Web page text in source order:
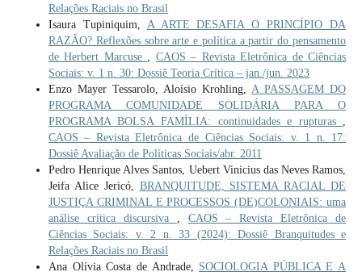
Relações Raciais no Brasil
Isaura Tupiniquim, A ARTE DESAFIA O PRINCÍPIO DA
RAZÃO? Reflexões sobre arte e política a partir do pensamento
de Herbert Marcuse , CAOS – Revista Eletrônica de Ciências
Sociais: v. 1 n. 30: Dossiê Teoria Crítica – jan./jun. 2023
Enzo Mayer Tessarolo, Aloísio Krohling,A PASSAGEM DO
PROGRAMA COMUNIDADE SOLIDÁRIA PARA O
PROGRAMA BOLSA FAMÍLIA: continuidades e rupturas ,
CAOS – Revista Eletrônica de Ciências Sociais: v. 1 n. 17:
Dossiê Avaliação de Políticas Sociais/abr. 2011
Pedro Henrique Alves Santos, Uebert Vinicius das Neves Ramos,
Jeifa Alice Jericó, BRANQUITUDE, SISTEMA RACIAL DE
JUSTIÇA CRIMINAL E PROCESSOS (DE)COLONIAIS: uma
análise crítica discursiva , CAOS – Revista Eletrônica de
Ciências Sociais: v. 2 n. 33 (2024): Dossiê Branquitudes e
Relações Raciais no Brasil
Ana Olívia Costa de Andrade, SOCIOLOGIA PÚBLICA E A